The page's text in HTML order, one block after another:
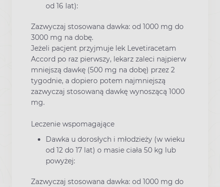
od 16 lat):
Zazwyczaj stosowana dawka: od 1000 mg do
3000 mg na dobę.
Jeżeli pacjent przyjmuje lek Levetiracetam
Accord po raz pierwszy, lekarz zaleci najpierw
mniejszą dawkę (500 mg na dobę) przez 2
tygodnie, a dopiero potem najmniejszą
zazwyczaj stosowaną dawkę wynoszącą 1000
mg.
Leczenie wspomagające
Dawka u dorosłych i młodzieży (w wieku
od 12 do 17 lat) o masie ciała 50 kg lub
powyżej:
Zazwyczaj stosowana dawka: od 1000 mg do